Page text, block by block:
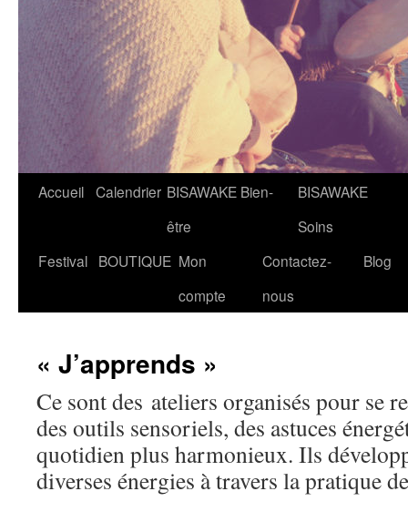
Accueil Calendrier BISAWAKE Bien-
être
BISAWAKE
Soins
Festival BOUTIQUE Mon
compte
Contactez-
nous
Blog
« J’apprends »
Ce sont des ateliers organisés pour se
des outils sensoriels, des astuces
quotidien plus harmonieux. Ils
diverses énergies à travers la pratique